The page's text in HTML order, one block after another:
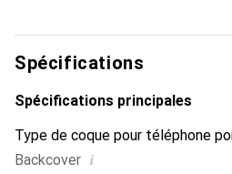
marque Noreve est un choix sûr
exigeante.
Spécifications
Spécifications principales
Type de coque pour téléphone
Backcover i